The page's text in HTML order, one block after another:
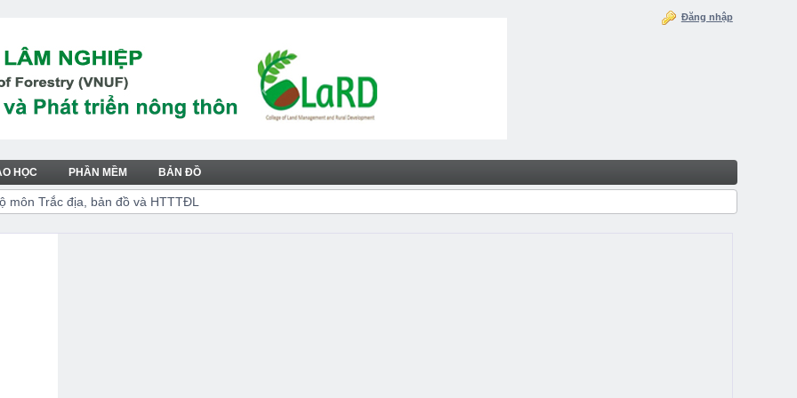
Đăng nhập
HỌC PHẦN MỀM BẢN ĐỒ
môn Trắc địa, bản đồ và HTTTĐL